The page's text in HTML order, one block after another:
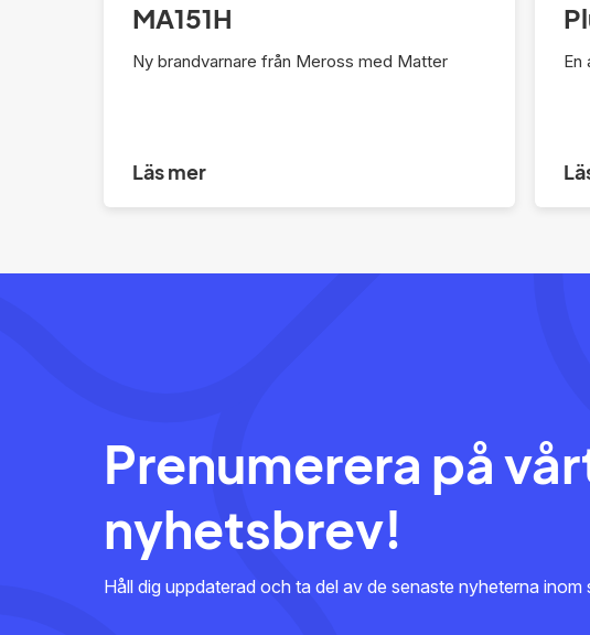
MA151H
Ny brandvarnare från Meross med Matter
Läs mer
En
Prenumerera på
nyhetsbrev!
Håll dig uppdaterad och ta del av de senaste nyheterna inom